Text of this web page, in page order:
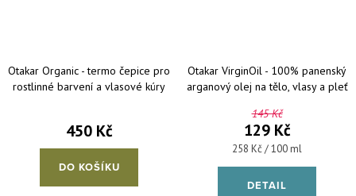
Otakar Organic - termo čepice pro
rostlinné barvení a vlasové kúry
450 Kč
DO KOŠÍKU
Otakar VirginOil - 100% panenský
arganový olej na tělo, vlasy a pleť
145 Kč
129 Kč
Měrná cena:
258 Kč / 100 ml
DETAIL